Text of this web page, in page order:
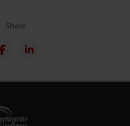
Share